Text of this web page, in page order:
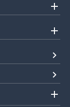
add
add
navigate_next
navigate_next
add